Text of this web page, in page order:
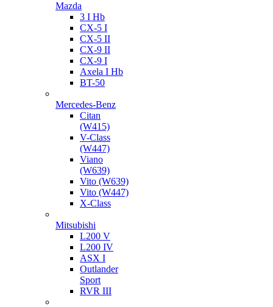
Mazda
3 I Hb
CX-5 I
CX-5 II
CX-9 II
CX-9 I
Axela I Hb
BT-50
Mercedes-Benz
Citan
(W415)
V-Class
(W447)
Viano
(W639)
Vito (W639)
Vito (W447)
X-Class
Mitsubishi
L200 V
L200 IV
ASX I
Outlander
Sport
RVR III